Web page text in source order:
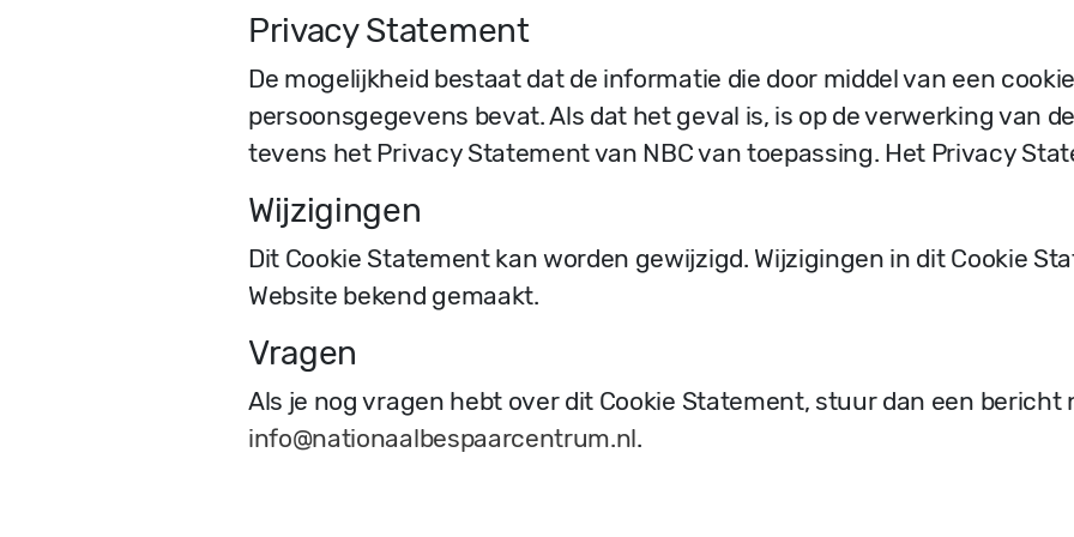
Privacy Statement
De mogelijkheid bestaat dat de informatie die door middel van een
persoonsgegevens bevat. Als dat het geval is, is op de verwerking van
tevens het Privacy Statement van NBC van toepassing. Het Privacy
Wijzigingen
Dit Cookie Statement kan worden gewijzigd. Wijzigingen in dit Cookie
Website bekend gemaakt.
Vragen
Als je nog vragen hebt over dit Cookie Statement, stuur dan een bericht
info@nationaalbespaarcentrum.nl.